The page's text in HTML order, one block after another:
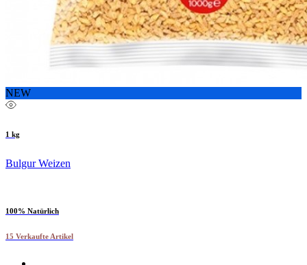
NEW
1 kg
Bulgur Weizen
100% Natürlich
15 Verkaufte Artikel